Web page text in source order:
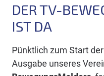
DER TV-
IST DA
Pünktlich zum Start
Ausgabe unseres